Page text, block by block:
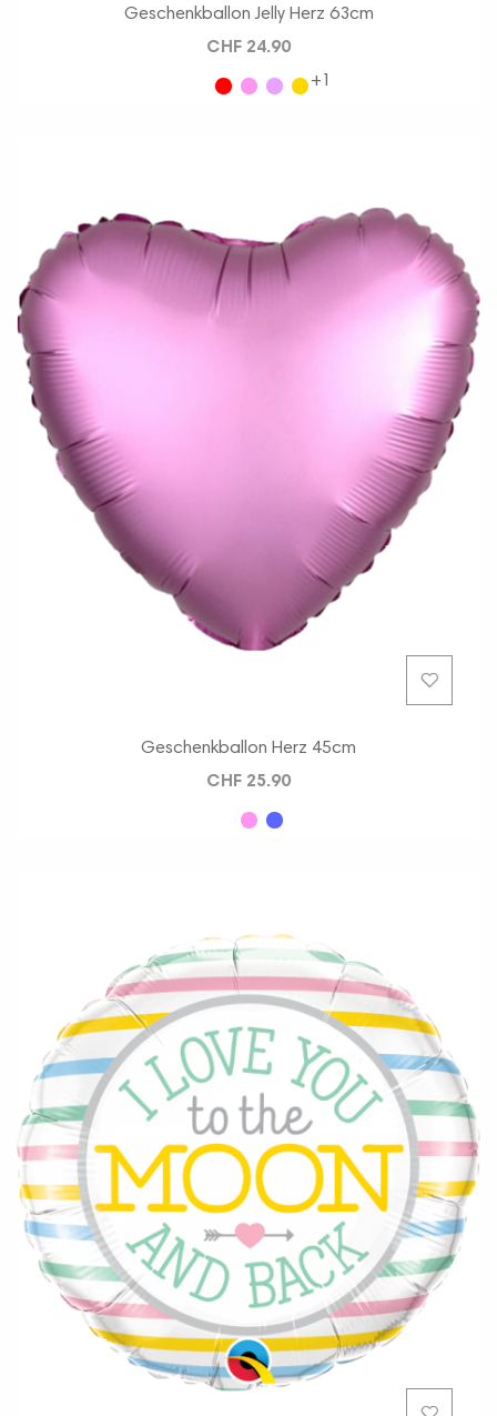
Geschenkballon Jelly Herz 63cm
CHF 24.90
+1
Geschenkballon Herz 45cm
CHF 25.90